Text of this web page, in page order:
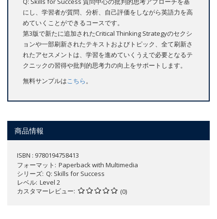
にし、学習者が質問、分析、自己評価をしながら英語力を高
めていくことができるコースです。
第3版で新たに追加されたCritical Thinking Strategyのセクシ
ョンや一部刷新されたテキストおよびトピック、全て刷新さ
れたアセスメントは、学習を進めていくうえで必要となるテ
クニックの習得や批判的思考力の向上をサポートします。
無料サンプルはこちら。
商品情報
ISBN : 9780194758413
フォーマット
Paperback with Multimedia
シリーズ Q: Skills for Success
レベル Level 2
カスタマーレビュー
(0)